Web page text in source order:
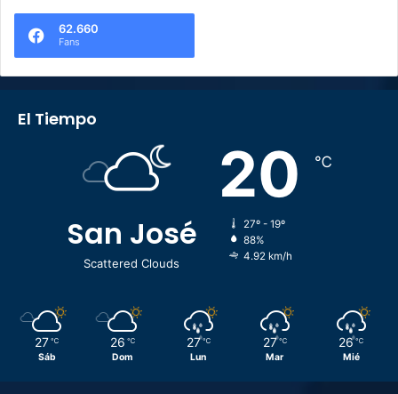
62.660
Fans
El Tiempo
San José
Scattered Clouds
20 ℃
27º - 19º
88%
4.92 km/h
27 ℃
Sáb
26 ℃
Dom
27 ℃
Lun
27 ℃
Mar
26 ℃
Mié